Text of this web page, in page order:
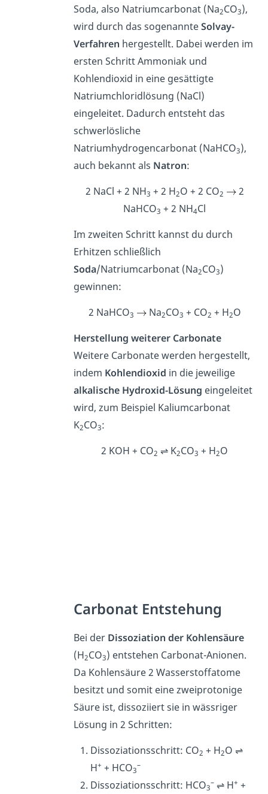
Soda, also Natriumcarbonat (Na2CO3),
wird durch das sogenannteSolvay-
Verfahren hergestellt. Dabei werden im
ersten Schritt Ammoniak und
Kohlendioxid in eine gesättigte
Natriumchloridlösung (NaCl)
eingeleitet. Dadurch entsteht das
schwerlösliche
Natriumhydrogencarbonat (NaHCO3),
auch bekannt als Natron:
2 NaCl + 2 NH3 + 2 H2O + 2 CO2
2
NaHCO3 + 2 NH4Cl
Im zweiten Schritt kannst du durch
Erhitzen schließlich
Soda/Natriumcarbonat (Na2CO3)
gewinnen:
2 NaHCO3 Na2CO3 + CO2 + H2O
Herstellung weiterer Carbonate
Weitere Carbonate werden hergestellt,
indem Kohlendioxid in die jeweilige
alkalische Hydroxid-Lösung eingeleitet
wird, zum Beispiel Kaliumcarbonat
K2CO3:
2 KOH + CO2 ⇌ K2CO3 + H2O
Carbonat Entstehung
Bei der Dissoziation der Kohlensäure
(H2CO3) entstehen Carbonat-Anionen.
Da Kohlensäure 2 Wasserstoffatome
besitzt und somit eine zweiprotonige
Säure ist, dissoziiert sie in wässriger
Lösung in 2 Schritten:
Dissoziationsschritt: CO2 + H2O ⇌
H+ + HCO3
–
Dissoziationsschritt: HCO3
–⇌ H+ +